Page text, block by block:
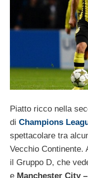
Piatto ricco nella
di Champions
spettacolare tra
Vecchio Continente.
il Gruppo D, che
e Manchester City